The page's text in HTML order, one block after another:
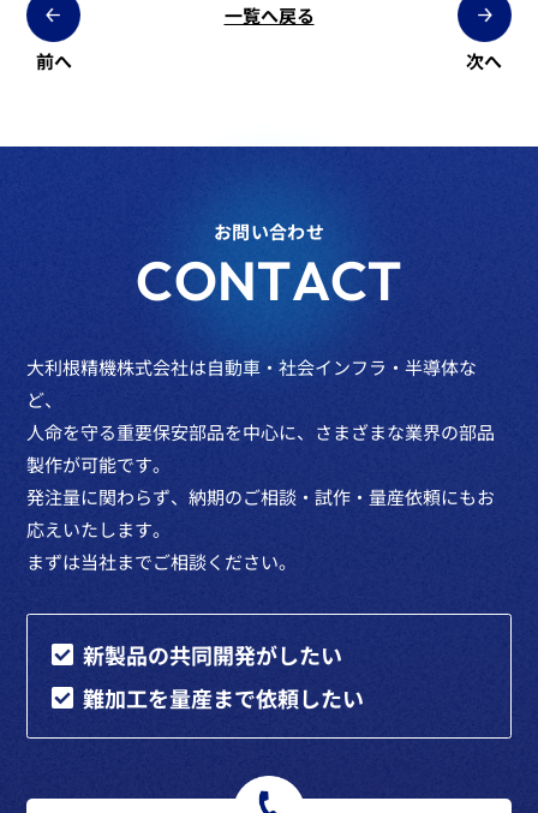
前へ
一覧へ戻る
次へ
お問い合わせ
CONTACT
大利根精機株式会社は自動車・社会インフラ・半導体な
ど、
人命を守る重要保安部品を中心に、さまざまな業界の部品
製作が可能です。
発注量に関わらず、納期のご相談・試作・量産依頼にもお
応えいたします。
まずは当社までご相談ください。
新製品の共同開発がしたい
難加工を量産まで依頼したい